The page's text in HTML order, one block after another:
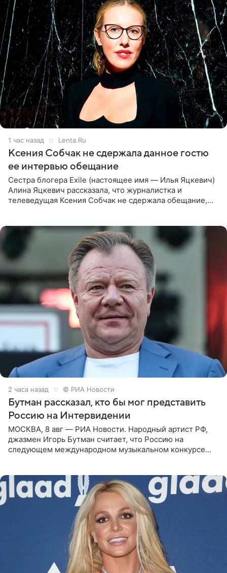
1 час назад Lenta.Ru
Ксения Собчак не сдержала данное гостю
ее интервью обещание
Сестра блогера Exile (настоящее имя — Илья Яцкевич)
Алина Яцкевич рассказала, что журналистка и
телеведущая Ксения Собчак не сдержала обещание,
2 часа назад © РИА Новости
Бутман рассказал, кто бы мог представить
Россию на Интервидении
МОСКВА, 8 авг — РИА Новости. Народный артист РФ,
джазмен Игорь Бутман считает, что Россию на
следующем международном музыкальном конкурсе